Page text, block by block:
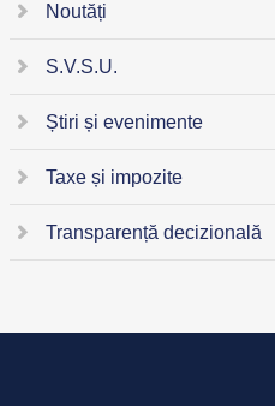
Noutăți
S.V.S.U.
Știri și evenimente
Taxe și impozite
Transparență decizională